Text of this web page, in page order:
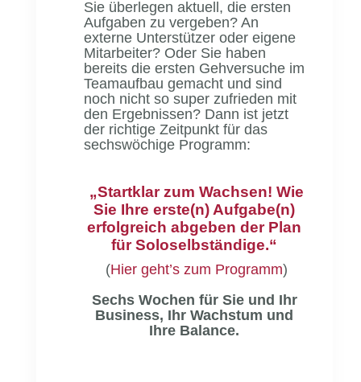
Sie überlegen aktuell, die ersten
Aufgaben zu vergeben? An
externe Unterstützer oder eigene
Mitarbeiter? Oder Sie haben
bereits die ersten Gehversuche im
Teamaufbau gemacht und sind
noch nicht so super zufrieden mit
den Ergebnissen? Dann ist jetzt
der richtige Zeitpunkt für das
sechswöchige Programm:
„Startklar zum Wachsen! Wie
Sie Ihre erste(n) Aufgabe(n)
erfolgreich abgeben der Plan
für Soloselbständige.“
(Hier geht’s zum Programm)
Sechs Wochen für Sie und Ihr
Business, Ihr Wachstum und
Ihre Balance.